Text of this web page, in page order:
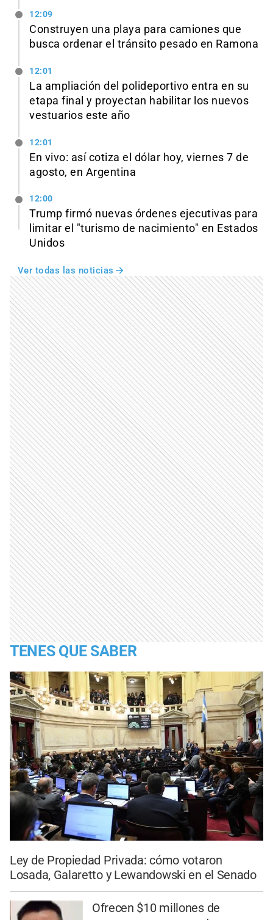
12:09
Construyen una playa para camiones que
busca ordenar el tránsito pesado en Ramona
12:01
La ampliación del polideportivo entra en su
etapa final y proyectan habilitar los nuevos
vestuarios este año
12:01
En vivo: así cotiza el dólar hoy, viernes 7 de
agosto, en Argentina
12:00
Trump firmó nuevas órdenes ejecutivas para
limitar el "turismo de nacimiento" en Estados
Unidos
Ver todas las noticias
TENES QUE SABER
Ley de Propiedad Privada: cómo votaron
Losada, Galaretto y Lewandowski en el Senado
Ofrecen $10 millones de